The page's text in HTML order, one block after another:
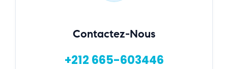
Contactez-Nous
+212 665-603446